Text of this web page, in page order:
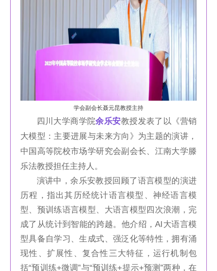
学会副会长聂元昆教授主持
四川大学商学院余乐安教授发表了以《营销
大模型：主要进展与未来方向》为主题的演讲，
中国高等院校市场学研究会副会长、江南大学滕
乐法教授担任主持人。
演讲中，余乐安教授回顾了语言模型的演进
历程，指出其历经统计语言模型、神经语言模
型、预训练语言模型、大语言模型四次浪潮，完
成了从统计到智能的跨越。他介绍，AI大语言模
型具备自学习、生成式、强泛化等特性，拥有涌
现性、扩展性、复合性三大特征，运行机制包
括“预训练+微调”与“预训练+提示+预测”两种，在